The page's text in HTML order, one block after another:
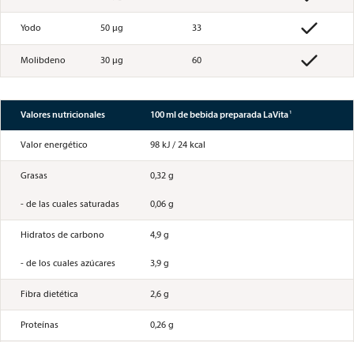
Yodo 50 µg 33 
Molibdeno 30 µg 60 
Valores nutricionales 100 ml de bebida preparada LaVita1
Valor energético 98 kJ / 24 kcal
Grasas
- de las cuales saturadas
0,32 g
0,06 g
Hidratos de carbono
- de los cuales azúcares
4,9 g
3,9 g
Fibra dietética 2,6 g
Proteínas 0,26 g